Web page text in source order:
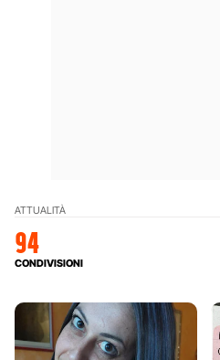
ATTUALITÀ
94
CONDIVISIONI